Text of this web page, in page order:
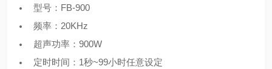
型号：FB-900
频率：20KHz
超声功率：900W
定时时间：1秒~99小时任意设定